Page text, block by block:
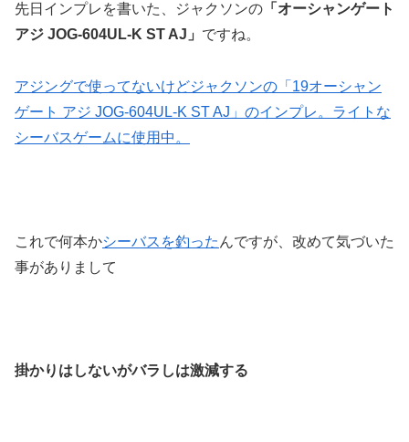
先日インプレを書いた、ジャクソンの 「オーシャンゲート
アジ JOG-604UL-K ST AJ」 ですね。
アジングで使ってないけどジャクソンの「19オーシャン
ゲート アジ JOG-604UL-K ST AJ」のインプレ。ライトな
シーバスゲームに使用中。
これで何本かシーバスを釣った んですが、改めて気づいた
事がありまして
掛かりはしないがバラしは激減する